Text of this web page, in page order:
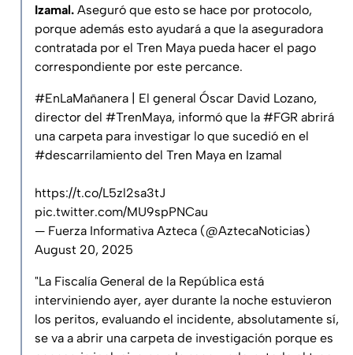
Izamal. Aseguró que esto se hace por protocolo,
porque además esto ayudará a que la aseguradora
contratada por el Tren Maya pueda hacer el pago
correspondiente por este percance.
#EnLaMañanera | El general Óscar David Lozano,
director del #TrenMaya, informó que la #FGR abrirá
una carpeta para investigar lo que sucedió en el
#descarrilamiento del Tren Maya en Izamal
https://t.co/L5zl2sa3tJ
pic.twitter.com/MU9spPNCau
— Fuerza Informativa Azteca (@AztecaNoticias)
August 20, 2025
"La Fiscalía General de la República está
interviniendo ayer, ayer durante la noche estuvieron
los peritos, evaluando el incidente, absolutamente sí,
se va a abrir una carpeta de investigación porque es